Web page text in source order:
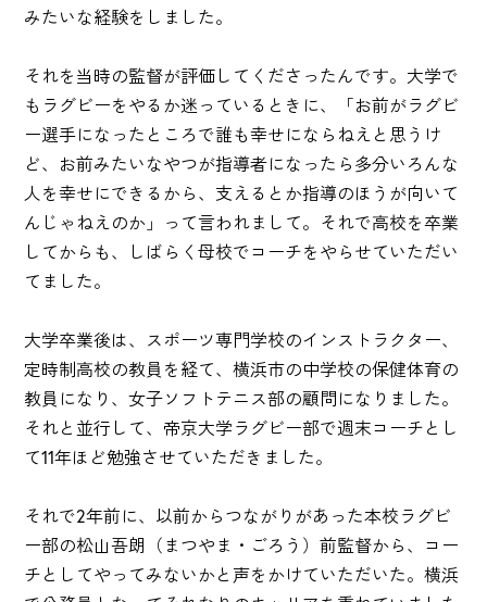
みたいな経験をしました。
それを当時の監督が評価してくださったんです。大学で
もラグビーをやるか迷っているときに、「お前がラグビ
ー選手になったところで誰も幸せにならねえと思うけ
ど、お前みたいなやつが指導者になったら多分いろんな
人を幸せにできるから、支えるとか指導のほうが向いて
んじゃねえのか」って言われまして。それで高校を卒業
してからも、しばらく母校でコーチをやらせていただい
てました。
大学卒業後は、スポーツ専門学校のインストラクター、
定時制高校の教員を経て、横浜市の中学校の保健体育の
教員になり、女子ソフトテニス部の顧問になりました。
それと並行して、帝京大学ラグビー部で週末コーチとし
て11年ほど勉強させていただきました。
それで2年前に、以前からつながりがあった本校ラグビ
ー部の松山吾朗（まつやま・ごろう）前監督から、コー
チとしてやってみないかと声をかけていただいた。横浜